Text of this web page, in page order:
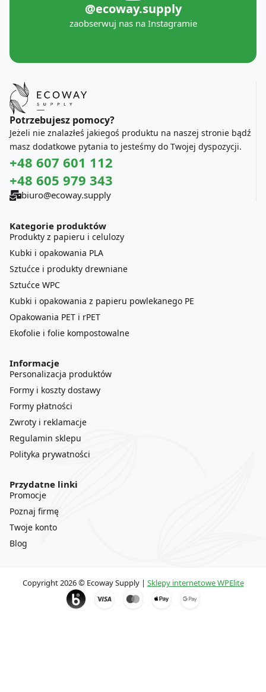
@ecoway.supply
zaobserwuj nas na Instagramie
Potrzebujesz pomocy?
Jeżeli nie znalazłeś jakiegoś produktu na naszej stronie bądź
masz dodatkowe pytania to jesteśmy do Twojej dyspozycji.
+48 607 601 112
+48 605 979 343
biuro@ecoway.supply
Kategorie produktów
Produkty z papieru i celulozy
Kubki i opakowania PLA
Sztućce i produkty drewniane
Sztućce WPC
Kubki i opakowania z papieru powlekanego PE
Opakowania PET i rPET
Ekofolie i folie kompostowalne
Informacje
Personalizacja produktów
Formy i koszty dostawy
Formy płatności
Zwroty i reklamacje
Regulamin sklepu
Polityka prywatności
Przydatne linki
Promocje
Poznaj firmę
Twoje konto
Blog
Copyright 2026 © Ecoway Supply | Sklepy internetowe WPElite